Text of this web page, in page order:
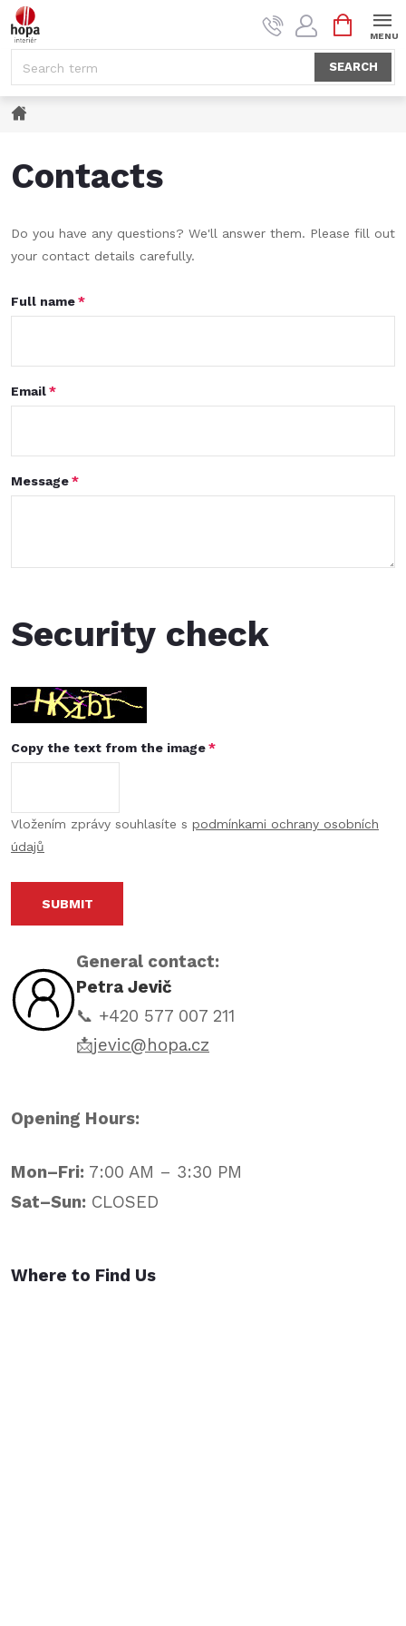
Skip
to
SEARCH
CART
Contacts
Do you have any questions? We'll answer them. Please fill out
your contact details carefully.
Full name
Email
Message
Security check
Copy the text from the image
Vložením zprávy souhlasíte s podmínkami ochrany osobních
údajů
SUBMIT
General contact:
Petra Jevič
📞 +420 577 007 211
📩jevic@hopa.cz
Opening Hours:
Mon–Fri: 7:00 AM – 3:30 PM
Sat–Sun: CLOSED
Where to Find Us